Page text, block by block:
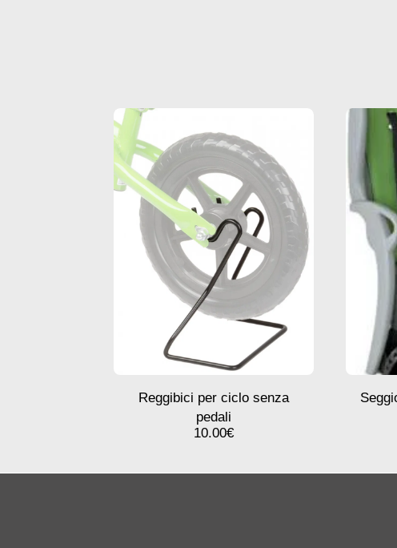
Reggibici per ciclo senza
pedali
10.00€